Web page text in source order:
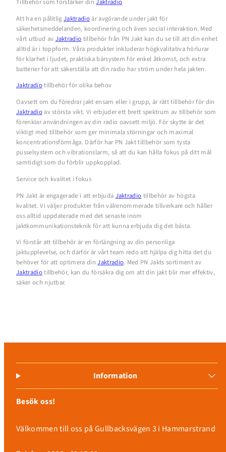
Tillbehör som förstärker din Jaktradio
Att ha en pålitlig Jaktradioär avgörande under jakt för
säkerhetsmeddelanden, koordinering och även social interaktion. Med
vårt utbud av Jaktradio tillbehör från PN Jakt kan du se till att din enhet
alltid är i toppform. Våra produkter inkluderar högkvalitativa hörlurar
för klarhet i ljudet, praktiska bärsystem för enkel åtkomst, och extra
batterier för att säkerställa att din radio har ström under hela jakten.
Jaktradiotillbehör för olika behov
Oavsett om du föredrar jakt ensam eller i grupp, är rätt tillbehör för din
Jaktradioav största vikt. Vi erbjuder ett brett spektrum av tillbehör som
förenklar användningen av din radio oavsett miljö. För skytte är det
viktigt med tillbehör som ger minimala störningar och maximal
koncentrationsförmåga. Därför har PN Jakt tillbehör som tysta
pusselsystem och vibrationslarm, så att du kan hålla fokus på ditt mål
samtidigt som du förblir uppkopplad.
Service och kvalitet i fokus
PN Jakt är engagerade i att erbjuda Jaktradio tillbehör av högsta
kvalitet. Vi väljer produkter från välrenommerade tillverkare och håller
oss alltid uppdaterade med det senaste inom
jaktkommunikationsteknik för att kunna erbjuda dig det bästa.
Vi förstår att tillbehör är en förlängning av din personliga
jaktupplevelse, och därför är vårt team redo att hjälpa dig hitta det du
behöver för att optimera din Jaktradio. Med PN Jakts sortiment av
Jaktradiotillbehör, kan du försäkra dig om att din jakt blir mer effektiv,
säker och njutbar.
Information
Besök oss!
Välkommen till oss på Gullbacksvägen 3 i Hammarstrand